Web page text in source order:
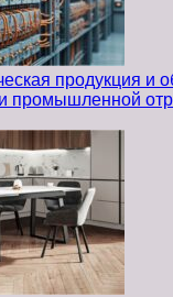
продукция и
промышленной